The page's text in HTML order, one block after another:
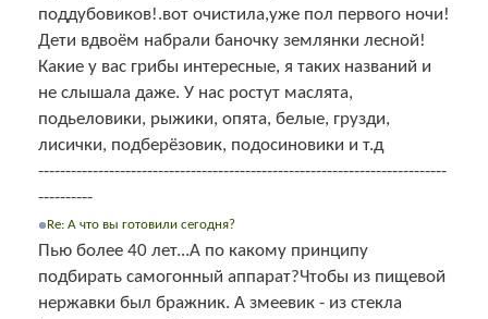
поддубовиков!.вот очистила,уже пол первого ночи!
Дети вдвоём набрали баночку землянки лесной!
Какие у вас грибы интересные, я таких названий и
не слышала даже. У нас ростут маслята,
подьеловики, рыжики, опята, белые, грузди,
лисички, подберёзовик, подосиновики и т.д
---------------------------------------------------------------------------
----------
Re: А что вы готовили сегодня?
Пью более 40 лет...А по какому принципу
подбирать самогонный аппарат?Чтобы из пищевой
нержавки был бражник. А змеевик - из стекла